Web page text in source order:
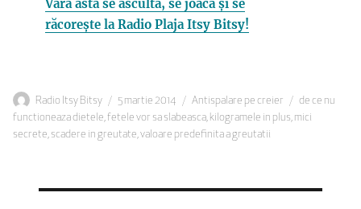
Vara asta se ascultă, se joacă și se
răcorește la Radio Plaja Itsy Bitsy!
Autor
Radio Itsy Bitsy
Publicat
pe
5 martie 2014 Categorii
Antispalare pe creier Etichete
de ce nu
functioneaza dietele,fetele vor sa slabeasca, kilogramele in plus, mici
secrete, scadere in greutate,valoare predefinita a greutatii